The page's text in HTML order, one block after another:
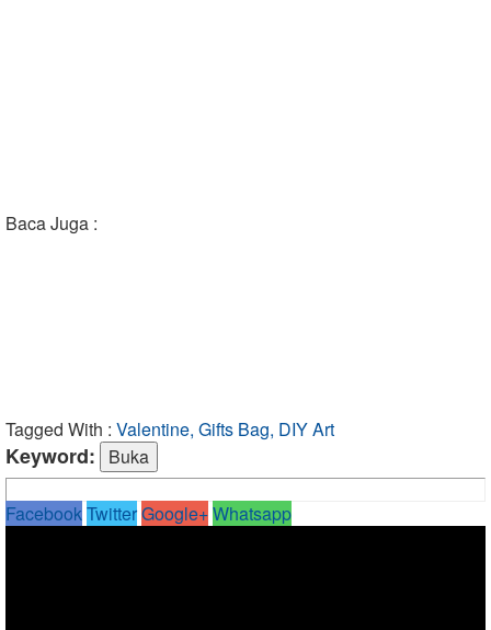
Baca Juga :
Tagged With : Valentine, Gifts Bag, DIY Art
Keyword:
FacebookTwitterGoogle+Whatsapp